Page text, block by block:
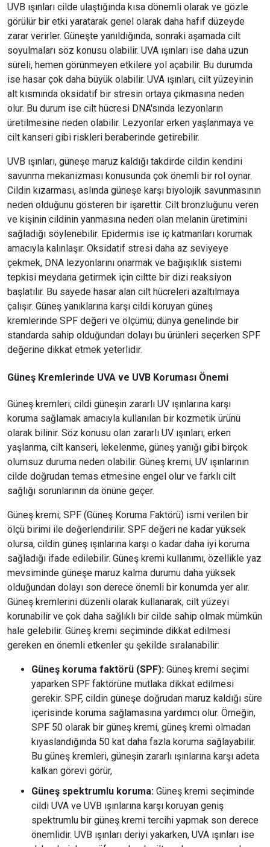
UVB ışınları cilde ulaştığında kısa dönemli olarak ve gözle
görülür bir etki yaratarak genel olarak daha hafif düzeyde
zarar verirler. Güneşte yanıldığında, sonraki aşamada cilt
soyulmaları söz konusu olabilir. UVA ışınları ise daha uzun
süreli, hemen görünmeyen etkilere yol açabilir. Bu durumda
ise hasar çok daha büyük olabilir. UVA ışınları, cilt yüzeyinin
alt kısmında oksidatif bir stresin ortaya çıkmasına neden
olur. Bu durum ise cilt hücresi DNA'sında lezyonların
üretilmesine neden olabilir. Lezyonlar erken yaşlanmaya ve
cilt kanseri gibi riskleri beraberinde getirebilir.
UVB ışınları, güneşe maruz kaldığı takdirde cildin kendini
savunma mekanizması konusunda çok önemli bir rol oynar.
Cildin kızarması, aslında güneşe karşı biyolojik savunmasının
neden olduğunu gösteren bir işarettir. Cilt bronzluğunu veren
ve kişinin cildinin yanmasına neden olan melanin üretimini
sağladığı söylenebilir. Epidermis ise iç katmanları korumak
amacıyla kalınlaşır. Oksidatif stresi daha az seviyeye
çekmek, DNA lezyonlarını onarmak ve bağışıklık sistemi
tepkisi meydana getirmek için ciltte bir dizi reaksiyon
başlatılır. Bu sayede hasar alan cilt hücreleri azaltılmaya
çalışır. Güneş yanıklarına karşı cildi koruyan güneş
kremlerinde SPF değeri ve ölçümü; dünya genelinde bir
standarda sahip olduğundan dolayı bu ürünleri seçerken SPF
değerine dikkat etmek yeterlidir.
Güneş Kremlerinde UVA ve UVB Koruması Önemi
Güneş kremleri; cildi güneşin zararlı UV ışınlarına karşı
koruma sağlamak amacıyla kullanılan bir kozmetik ürünü
olarak bilinir. Söz konusu olan zararlı UV ışınları; erken
yaşlanma, cilt kanseri, lekelenme, güneş yanığı gibi birçok
olumsuz duruma neden olabilir. Güneş kremi, UV ışınlarının
cilde doğrudan temas etmesine engel olur ve farklı cilt
sağlığı sorunlarının da önüne geçer.
Güneş kremi; SPF (Güneş Koruma Faktörü) ismi verilen bir
ölçü birimi ile değerlendirilir. SPF değeri ne kadar yüksek
olursa, cildin güneş ışınlarına karşı o kadar daha iyi koruma
sağladığı ifade edilebilir. Güneş kremi kullanımı, özellikle yaz
mevsiminde güneşe maruz kalma durumu daha yüksek
olduğundan dolayı son derece önemli bir konumda yer alır.
Güneş kremlerini düzenli olarak kullanarak, cilt yüzeyi
korunabilir ve çok daha sağlıklı bir cilde sahip olmak mümkün
hale gelebilir. Güneş kremi seçiminde dikkat edilmesi
gereken en önemli etkenler şu şekilde sıralanabilir:
Güneş koruma faktörü (SPF): Güneş kremi seçimi
yaparken SPF faktörüne mutlaka dikkat edilmesi
gerekir. SPF, cildin güneşe doğrudan maruz kaldığı süre
içerisinde koruma sağlamasına yardımcı olur. Örneğin,
SPF 50 olarak bir güneş kremi, güneş kremi olmadan
kıyaslandığında 50 kat daha fazla koruma sağlayabilir.
Bu güneş kremleri, güneşin zararlı ışınlarına karşı adeta
kalkan görevi görür,
Güneş spektrumlu koruma: Güneş kremi seçiminde
cildi UVA ve UVB ışınlarına karşı koruyan geniş
spektrumlu bir güneş kremi tercihi yapmak son derece
önemlidir. UVB ışınları deriyi yakarken, UVA ışınları ise